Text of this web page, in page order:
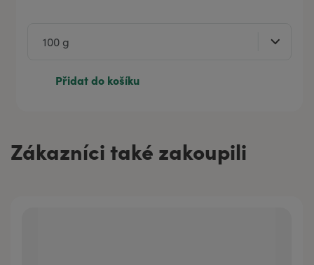
Přidat do košíku
Zákazníci také zakoupili